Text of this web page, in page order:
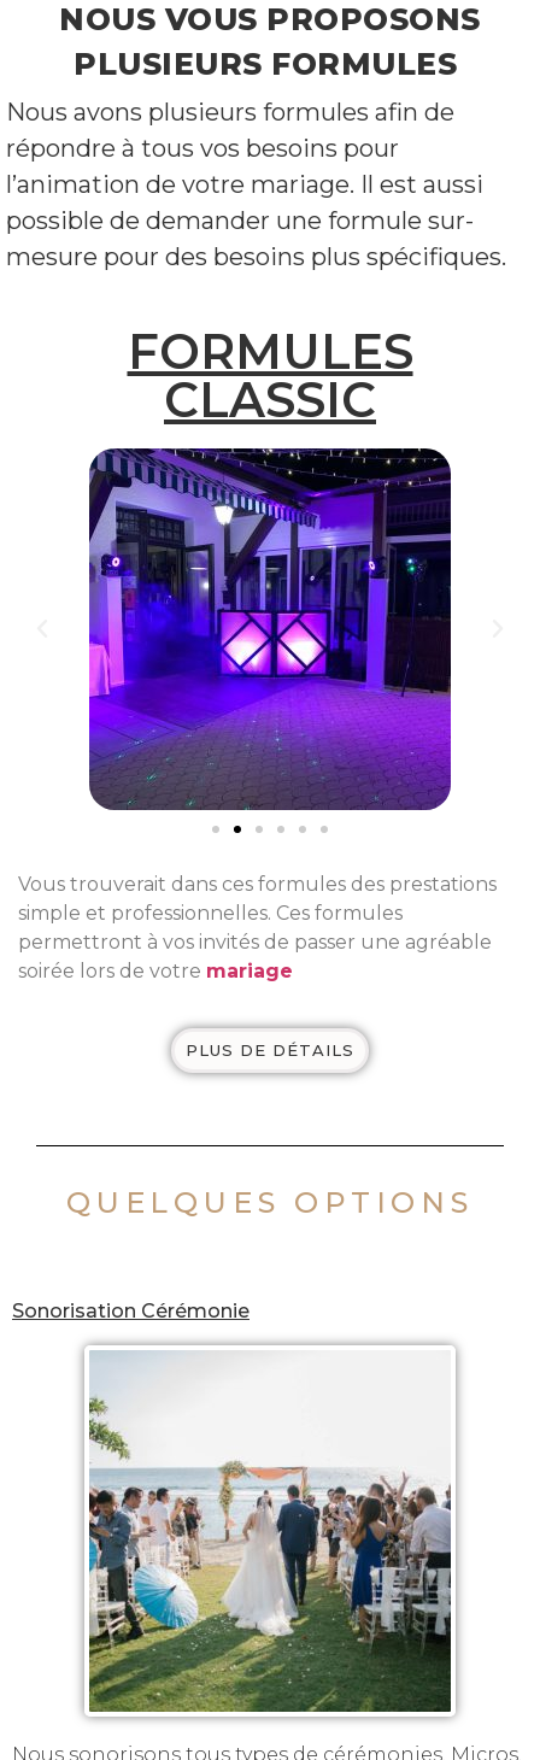
NOUS VOUS PROPOSONS
PLUSIEURS FORMULES
Nous avons plusieurs formules afin de
répondre à tous vos besoins pour
l’animation de votre mariage. Il est aussi
possible de demander une formule sur-
mesure pour des besoins plus spécifiques.
FORMULES
CLASSIC
Vous trouverait dans ces formules des prestations
simple et professionnelles. Ces formules
permettront à vos invités de passer une agréable
soirée lors de votre mariage
PLUS DE DÉTAILS
QUELQUES OPTIONS
Sonorisation Cérémonie
Nous sonorisons tous types de cérémonies. Micros,